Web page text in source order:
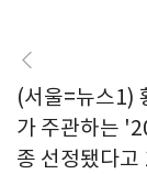
(서울=뉴스1)
가 주관하는
종 선정됐다고